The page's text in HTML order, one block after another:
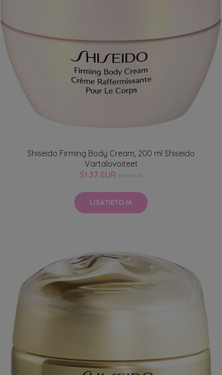
Shiseido Firming Body Cream, 200 ml Shiseido
Vartalovoiteet
51.37 EUR
LISÄTIETOJA